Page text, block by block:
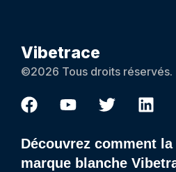
Vibetrace
©2026 Tous droits réservés.
Découvrez comment
marque blanche